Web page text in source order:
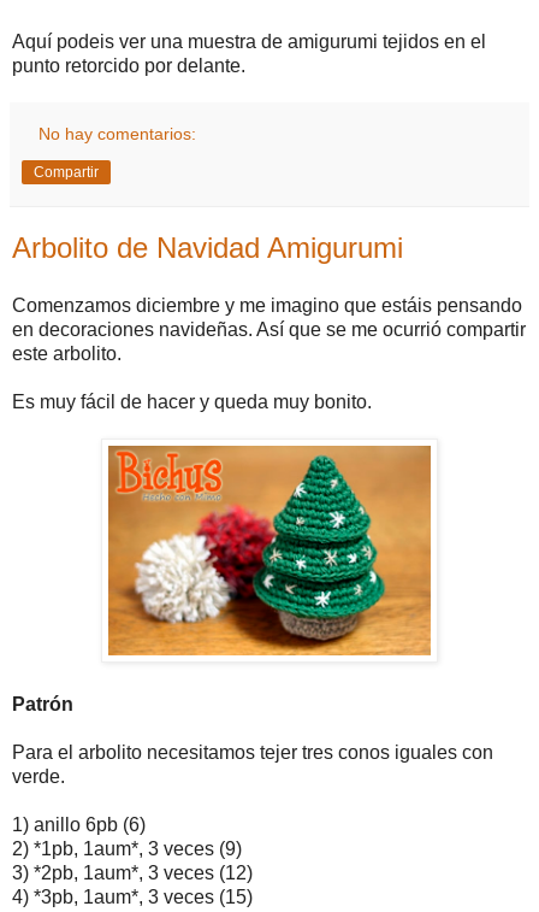
Aquí podeis ver una muestra de amigurumi tejidos en el
punto retorcido por delante.
No hay comentarios:
Compartir
Arbolito de Navidad Amigurumi
Comenzamos diciembre y me imagino que estáis pensando
en decoraciones navideñas. Así que se me ocurrió compartir
este arbolito.
Es muy fácil de hacer y queda muy bonito.
Patrón
Para el arbolito necesitamos tejer tres conos iguales con
verde.
1) anillo 6pb (6)
2) *1pb, 1aum*, 3 veces (9)
3) *2pb, 1aum*, 3 veces (12)
4) *3pb, 1aum*, 3 veces (15)